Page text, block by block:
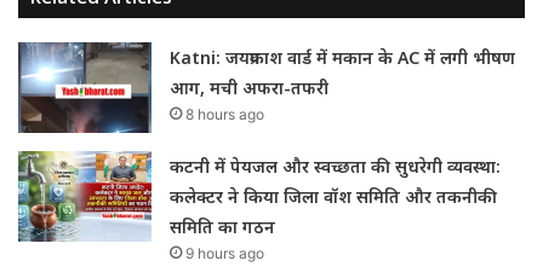
Katni: जयप्रकाश वार्ड में मकान के AC में लगी भीषण
आग, मची अफरा-तफरी
8 hours ago
कटनी में पेयजल और स्वच्छता की सुधरेगी व्यवस्था:
कलेक्टर ने किया जिला वॉश समिति और तकनीकी
समिति का गठन
9 hours ago